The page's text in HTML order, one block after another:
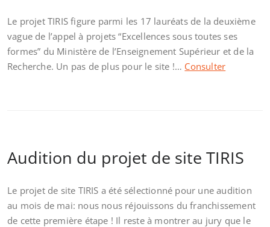
Le projet TIRIS figure parmi les 17 lauréats de la deuxième
vague de l’appel à projets “Excellences sous toutes ses
formes” du Ministère de l’Enseignement Supérieur et de la
Recherche. Un pas de plus pour le site !… Consulter
Audition du projet de site TIRIS
Le projet de site TIRIS a été sélectionné pour une audition
au mois de mai: nous nous réjouissons du franchissement
de cette première étape ! Il reste à montrer au jury que le